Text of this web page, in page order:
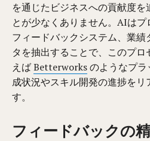
を通じたビジネスへの貢献度を
とが少なくありません。AIはプ
フィードバックシステム、業
タを抽出することで、このプ
えばBetterworksのようなプ
成状況やスキル開発の進捗をリ
す。
フィードバックの